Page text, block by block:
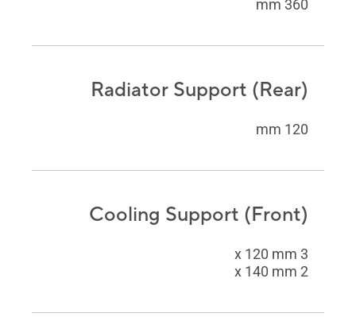
360 mm
Radiator Support (Rear)
120 mm
Cooling Support (Front)
3 x 120 mm
2 x 140 mm